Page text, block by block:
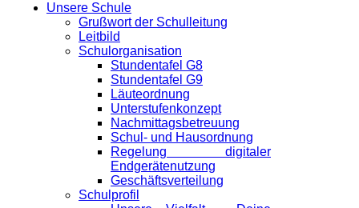
Unsere Schule
Grußwort der Schulleitung
Leitbild
Schulorganisation
Stundentafel G8
Stundentafel G9
Läuteordnung
Unterstufenkonzept
Nachmittagsbetreuung
Schul- und Hausordnung
Regelung digitaler
Endgeräte­nutzung
Geschäftsverteilung
Schulprofil